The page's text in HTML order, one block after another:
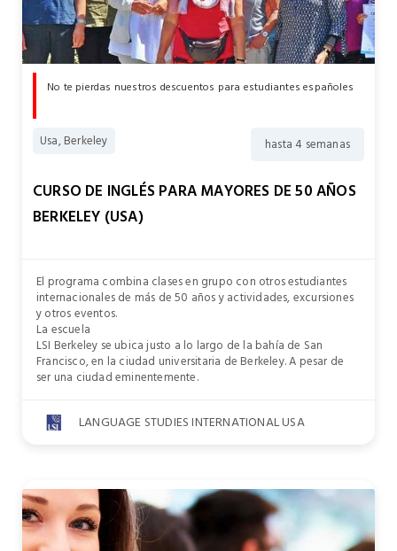
No te pierdas nuestros descuentos para estudiantes españoles
Usa, Berkeley hasta 4 semanas
CURSO DE INGLÉS PARA MAYORES DE 50 AÑOS
BERKELEY (USA)
El programa combina clases en grupo con otros estudiantes
internacionales de más de 50 años y actividades, excursiones
y otros eventos.
La escuela
LSI Berkeley se ubica justo a lo largo de la bahía de San
Francisco, en la ciudad universitaria de Berkeley. A pesar de
ser una ciudad eminentemente.
LANGUAGE STUDIES INTERNATIONAL USA